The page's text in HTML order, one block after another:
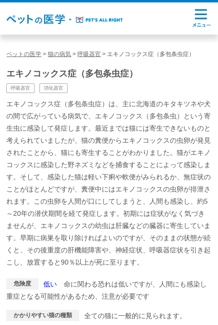
ペットの医学 >猫の病気 >呼吸器官 > エキノコックス症（多包条虫症）
エキノコックス症（多包条虫症）
呼吸器官 消化器官
エキノコックス症（多包条虫症）は、主に北海道のキタキツネや犬
の間で広がっている病気で、エキノコックス（多包条虫）という寄
生虫に感染して発症します。最近までは猫には寄生できないものと
考えられていましたが、猫の糞便からエキノコックスの虫卵が発見
されたことから、猫にも寄生することがわかりました。猫がエキノ
コックスに感染した野ネズミなどを捕食することによって感染しま
す。そして、感染した猫は軽い下痢や軟便がみられるか、無症状の
ことがほとんどですが、糞便中にはエキノコックスの虫卵が排泄さ
れます。この虫卵を人間が口にしてしまうと、人間も感染し、約5
～20年の潜伏期間を経て発症します。初期には症状がなく気づき
ませんが、エキノコックスの幼虫は肝臓などの臓器に寄生していま
す。早期に病巣を取り除ければよいのですが、そのままの状態が続
くと、その後重度の肝機能障害や、神経症状、呼吸器症状を引き起
こし、放置すると90％以上が死に至ります。
危険度 低い 命に関わる恐れは低いですが、人間にも感染し
重症となる可能性があるため、注意が必要です
かかりやすい猫の種類 全ての猫に一般的に見られます。